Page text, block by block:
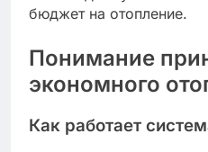
бюджет на отопление.
Понимание
экономного
Как работает